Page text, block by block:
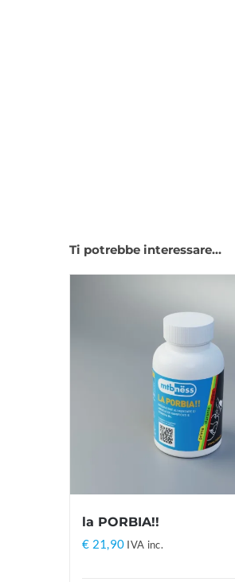
Ti potrebbe interessare…
la PORBIA!!
€ 21,90 IVA inc.